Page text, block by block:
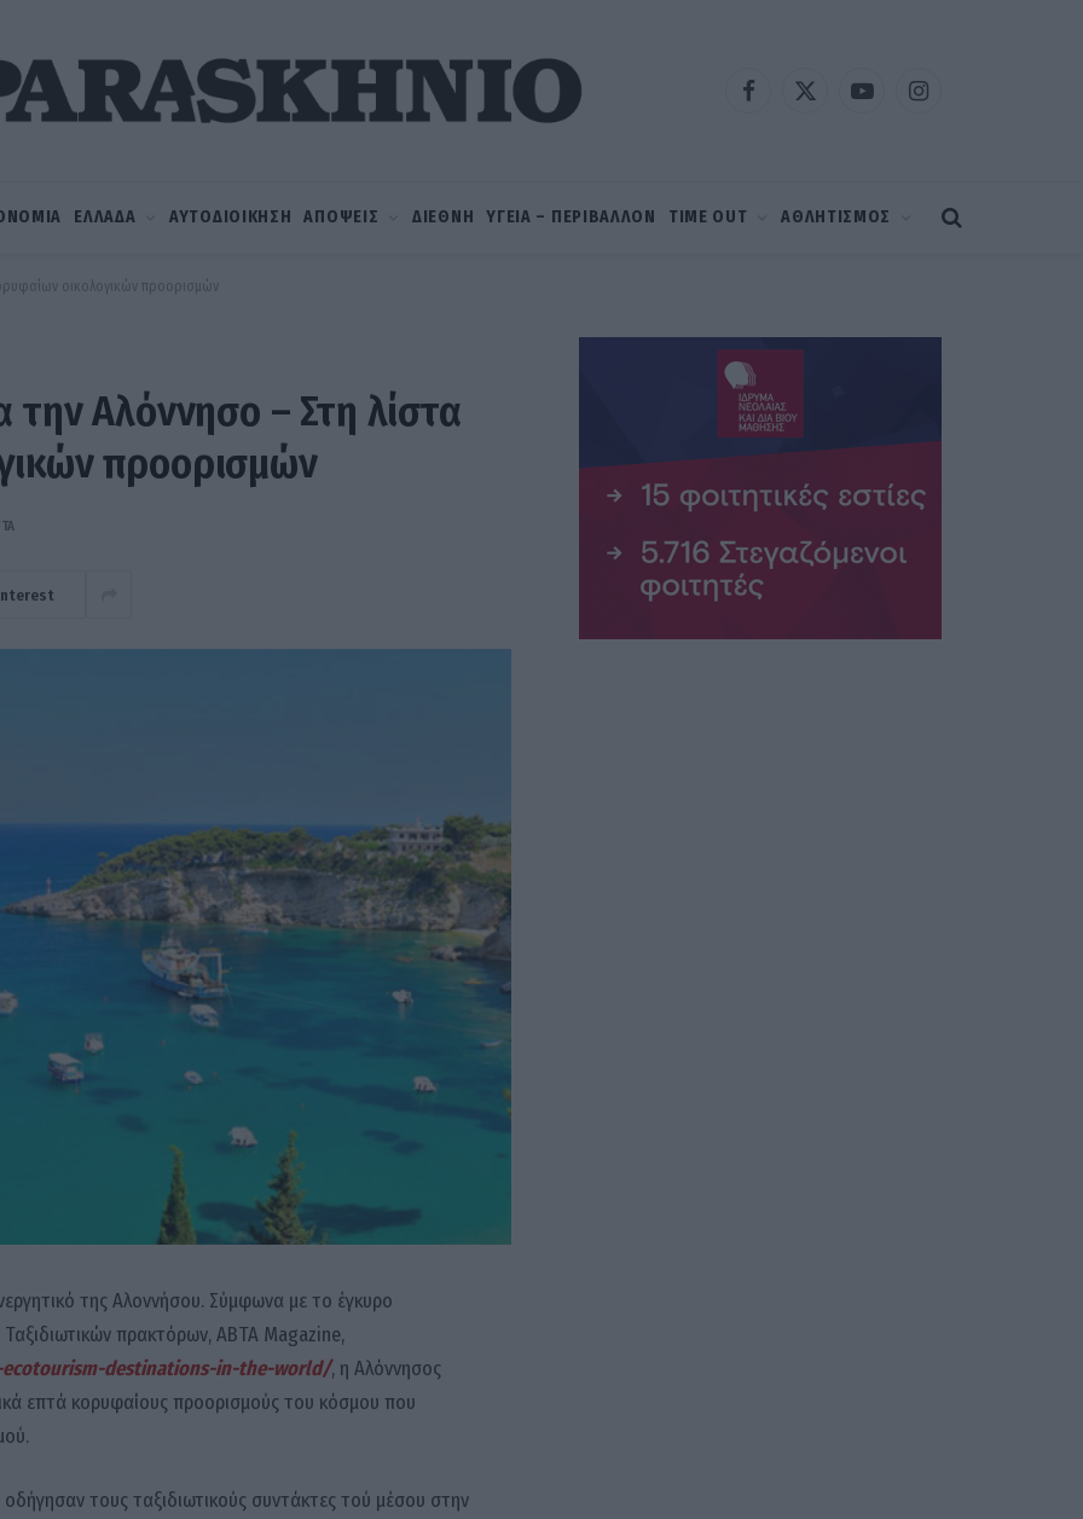
Facebook
X
YouTubeInstagram
ΕΛΛΑΔΑ ΑΥΤΟΔΙΟΙΚΗΣΗ ΑΠΟΨΕΙΣ ΔΙΕΘΝΗ ΥΓΕΙΑ – ΠΕΡΙΒΑΛΛΟΝ TIME OUT ΑΘΛΗΤΙΣΜΟΣ
οικολογικών προορισμών
την Αλόννησο – Στη λίστα
προορισμών
της Αλοννήσου. Σύμφωνα με το έγκυρο
πρακτόρων, ABTA Magazine,
destinations-in-the-world/, η Αλόννησος
επτά κορυφαίους προορισμούς του κόσμου που
τους ταξιδιωτικούς συντάκτες τού μέσου στην